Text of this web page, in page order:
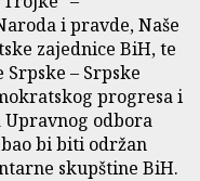
i pravde, Naše
zajednice BiH, te
– Srpske
progresa i
Upravnog odbora
bi biti održan
skupštine BiH.